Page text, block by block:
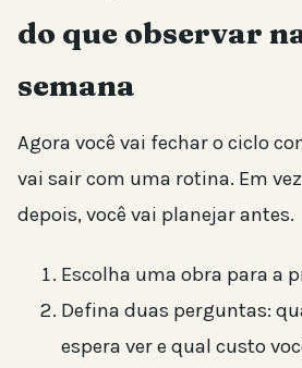
do que observar
semana
Agora você vai fechar o ciclo
vai sair com uma rotina. Em
depois, você vai planejar antes.
Escolha uma obra para a
Defina duas perguntas:
espera ver e qual custo